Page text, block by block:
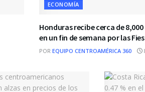
ECONOMÍA
Honduras recibe cerca de
en un fin de semana por las
POR EQUIPO CENTROAMÉRICA 360